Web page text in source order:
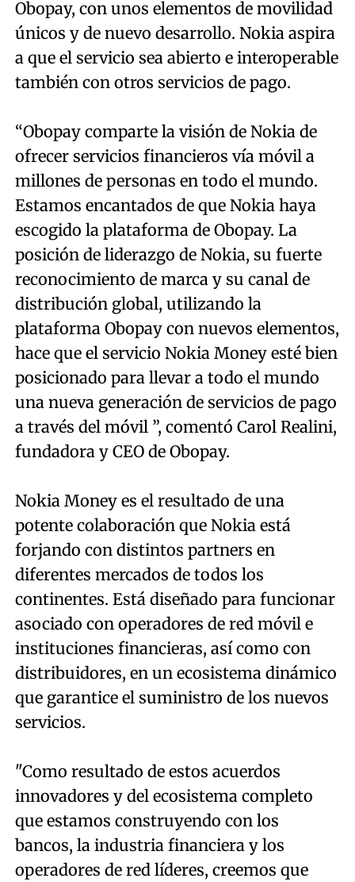
Obopay, con unos elementos de movilidad
únicos y de nuevo desarrollo. Nokia aspira
a que el servicio sea abierto e interoperable
también con otros servicios de pago.
“Obopay comparte la visión de Nokia de
ofrecer servicios financieros vía móvil a
millones de personas en todo el mundo.
Estamos encantados de que Nokia haya
escogido la plataforma de Obopay. La
posición de liderazgo de Nokia, su fuerte
reconocimiento de marca y su canal de
distribución global, utilizando la
plataforma Obopay con nuevos elementos,
hace que el servicio Nokia Money esté bien
posicionado para llevar a todo el mundo
una nueva generación de servicios de pago
a través del móvil ”, comentó Carol Realini,
fundadora y CEO de Obopay.
Nokia Money es el resultado de una
potente colaboración que Nokia está
forjando con distintos partners en
diferentes mercados de todos los
continentes. Está diseñado para funcionar
asociado con operadores de red móvil e
instituciones financieras, así como con
distribuidores, en un ecosistema dinámico
que garantice el suministro de los nuevos
servicios.
"Como resultado de estos acuerdos
innovadores y del ecosistema completo
que estamos construyendo con los
bancos, la industria financiera y los
operadores de red líderes, creemos que